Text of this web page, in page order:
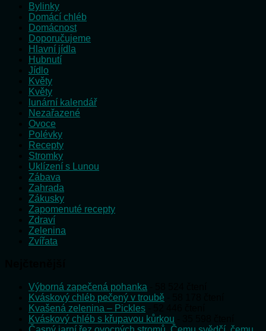
Bylinky
Domácí chléb
Domácnost
Doporučujeme
Hlavní jídla
Hubnutí
Jídlo
Květy
Květy
lunární kalendář
Nezařazené
Ovoce
Polévky
Recepty
Stromky
Uklízení s Lunou
Zábava
Zahrada
Zákusky
Zapomenuté recepty
Zdraví
Zelenina
Zvířata
Výborná zapečená pohanka
Kváskový chléb pečený v troubě
Kvašená zelenina – Pickles
Kváskový chléb s křupavou kůrkou